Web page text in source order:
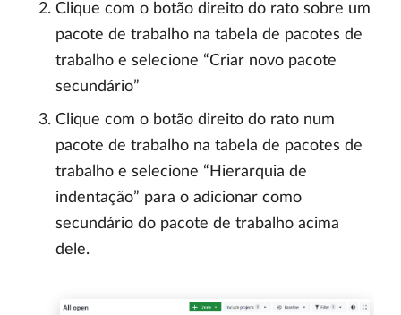
Clique com o botão direito do rato sobre um
pacote de trabalho na tabela de pacotes de
trabalho e selecione “Criar novo pacote
secundário”
Clique com o botão direito do rato num
pacote de trabalho na tabela de pacotes de
trabalho e selecione “Hierarquia de
indentação” para o adicionar como
secundário do pacote de trabalho acima
dele.